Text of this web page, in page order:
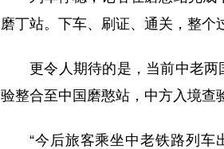
磨丁站。下车、刷证、通关，整个
更令人期待的是，当前中老
验整合至中国磨憨站，中方入境查
“今后旅客乘坐中老铁路列